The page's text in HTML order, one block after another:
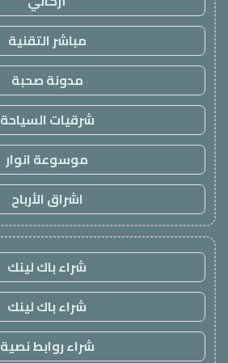
مباشر التقنية
مدونة صحبة
شرقيات السياحة
موسوعة انوار
اشراق الأرباح
شراء باك لينك
شراء باك لينك
شراء روابط نصية